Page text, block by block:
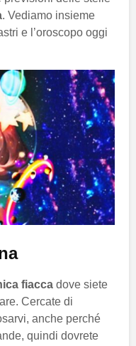
. Vediamo insieme
e l’oroscopo oggi
fiacca dove siete
Cercate di
anche perché
quindi dovrete